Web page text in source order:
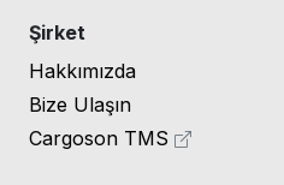
Şirket
Hakkımızda
Bize Ulaşın
Cargoson TMS